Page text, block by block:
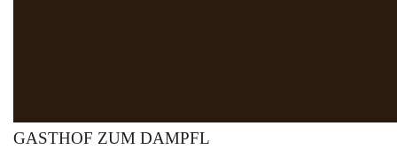
GASTHOF ZUM DAMPFL